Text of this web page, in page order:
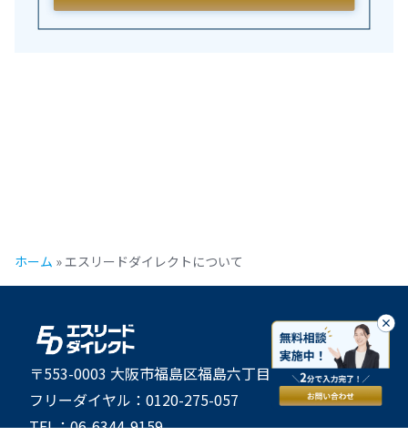
ホーム »エスリードダイレクトについて
〒553-0003 大阪市福島区福島六丁目25番19号 6階
フリーダイヤル：0120-275-057
TEL：06-6344-9159